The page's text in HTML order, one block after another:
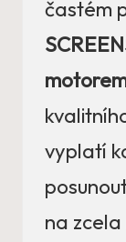
častém
vyplatí
na